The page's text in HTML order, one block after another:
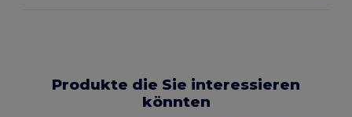
Produkte die Sie interessieren
könnten